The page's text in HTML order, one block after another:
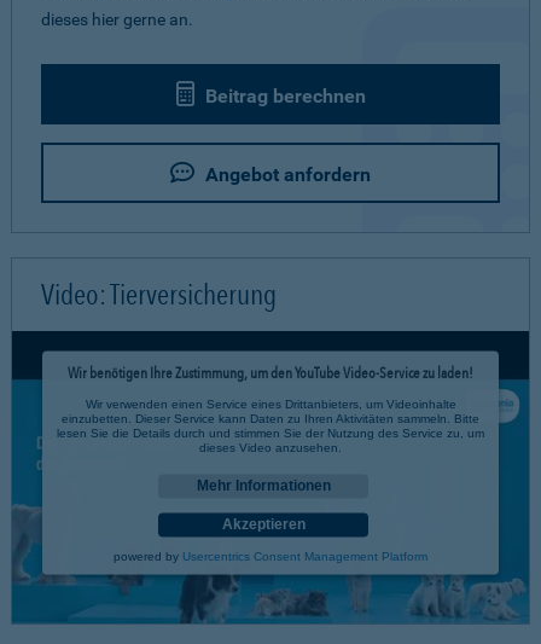
dieses hier gerne an.
Beitrag berechnen
Angebot anfordern
Video: Tierversicherung
Wir benötigen Ihre Zustimmung, um den YouTube Video-Service zu laden!
Wir verwenden einen Service eines Drittanbieters, um Videoinhalte
einzubetten. Dieser Service kann Daten zu Ihren Aktivitäten sammeln. Bitte
lesen Sie die Details durch und stimmen Sie der Nutzung des Service zu, um
dieses Video anzusehen.
Mehr Informationen
Akzeptieren
powered by Usercentrics Consent Management Platform